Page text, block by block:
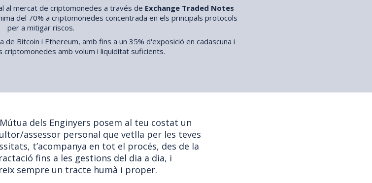
al mercat de criptomonedes a través de Exchange Traded Notes
del 70% a criptomonedes concentrada en els principals protocols
per a mitigar riscos.
de Bitcoin i Ethereum, amb fins a un 35% d'exposició en cadascuna i
amb volum i liquiditat suficients.
dels Enginyers posem al teu costat un
assessor personal que vetlla per les teves
t’acompanya en tot el procés, des de la
fins a les gestions del dia a dia, i
sempre un tracte humà i proper.